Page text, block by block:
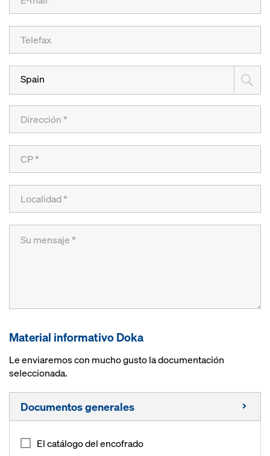
Spain
Material informativo Doka
Le enviaremos con mucho gusto la documentación
seleccionada.
Documentos generales
El catálogo del encofrado